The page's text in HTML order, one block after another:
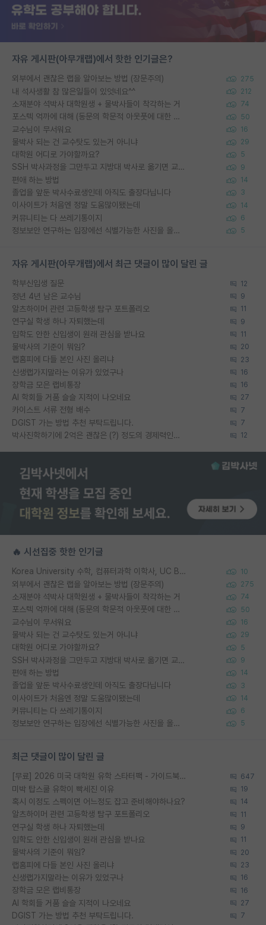
자유 게시판(아무개랩)에서 핫한 인기글은?
외부에서 괜찮은 랩을 알아보는 방법 (장문주의) 275
내 석사생활 참 많은일들이 있엇네요^^ 212
소재분야 석박사 대학원생 + 물박사들이 착각하는 거 74
포스텍 억까에 대해 (동문의 학문적 아웃풋에 대한 반박) 50
교수님이 무서워요 16
물박사 되는 건 교수탓도 있는거 아니냐 29
대학원 어디로 가야할까요? 5
SSH 박사과정을 그만두고 지방대 박사로 옮기면 교수의 꿈은 끝일까요? 9
편애 하는 방법 14
졸업을 앞둔 박사수료생인데 아직도 출장다닙니다 3
이사이트가 처음엔 정말 도움많이됐는데 14
커뮤니티는 다 쓰레기통이지 6
정보보안 연구하는 입장에선 식별가능한 사진을 올리는건 비추이긴함 5
자유 게시판(아무개랩)에서 최근 댓글이 많이 달린 글
학부신입생 질문 12
정년 4년 남은 교수님 9
알츠하이머 관련 고등학생 탐구 포트폴리오 11
연구실 학생 하나 자퇴했는데 9
입학도 안한 신입생이 원래 관심을 받나요 11
물박사의 기준이 뭐임? 20
랩홈피에 다들 본인 사진 올리냐 23
신생랩가지말라는 이유가 있었구나 16
장학금 모은 랩비통장 16
AI 학회들 거품 슬슬 지적이 나오네요 27
카이스트 서류 전형 배수 7
DGIST 가는 방법 추천 부탁드립니다. 7
박사진학하기에 2억은 괜찮은 (?) 정도의 경제력인가요 12
🔥 시선집중 핫한 인기글
Korea University 수학, 컴퓨터과학 이학사, UC Berkeley 산업공학 대학원 공학박사가 되는 것은 쉽지 않겠죠? 10
외부에서 괜찮은 랩을 알아보는 방법 (장문주의) 275
소재분야 석박사 대학원생 + 물박사들이 착각하는 거 74
포스텍 억까에 대해 (동문의 학문적 아웃풋에 대한 반박) 50
교수님이 무서워요 16
물박사 되는 건 교수탓도 있는거 아니냐 29
대학원 어디로 가야할까요? 5
SSH 박사과정을 그만두고 지방대 박사로 옮기면 교수의 꿈은 끝일까요? 9
편애 하는 방법 14
졸업을 앞둔 박사수료생인데 아직도 출장다닙니다 3
이사이트가 처음엔 정말 도움많이됐는데 14
커뮤니티는 다 쓰레기통이지 6
정보보안 연구하는 입장에선 식별가능한 사진을 올리는건 비추이긴함 5
최근 댓글이 많이 달린 글
[무료] 2026 미국 대학원 유학 스타터팩 - 가이드북 & 합격자 컨택메일 템플릿 647
미박 탑스쿨 유학이 빡세진 이유 19
혹시 이정도 스펙이면 어느정도 잡고 준비해야하나요? 14
알츠하이머 관련 고등학생 탐구 포트폴리오 11
연구실 학생 하나 자퇴했는데 9
입학도 안한 신입생이 원래 관심을 받나요 11
물박사의 기준이 뭐임? 20
랩홈피에 다들 본인 사진 올리냐 23
신생랩가지말라는 이유가 있었구나 16
장학금 모은 랩비통장 16
AI 학회들 거품 슬슬 지적이 나오네요 27
DGIST 가는 방법 추천 부탁드립니다. 7